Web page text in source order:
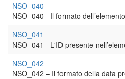
NSO_040
NSO_040 - Il formato
NSO_041
NSO_041 - L'ID presente
NSO_042
NSO_042 – Il formato della data